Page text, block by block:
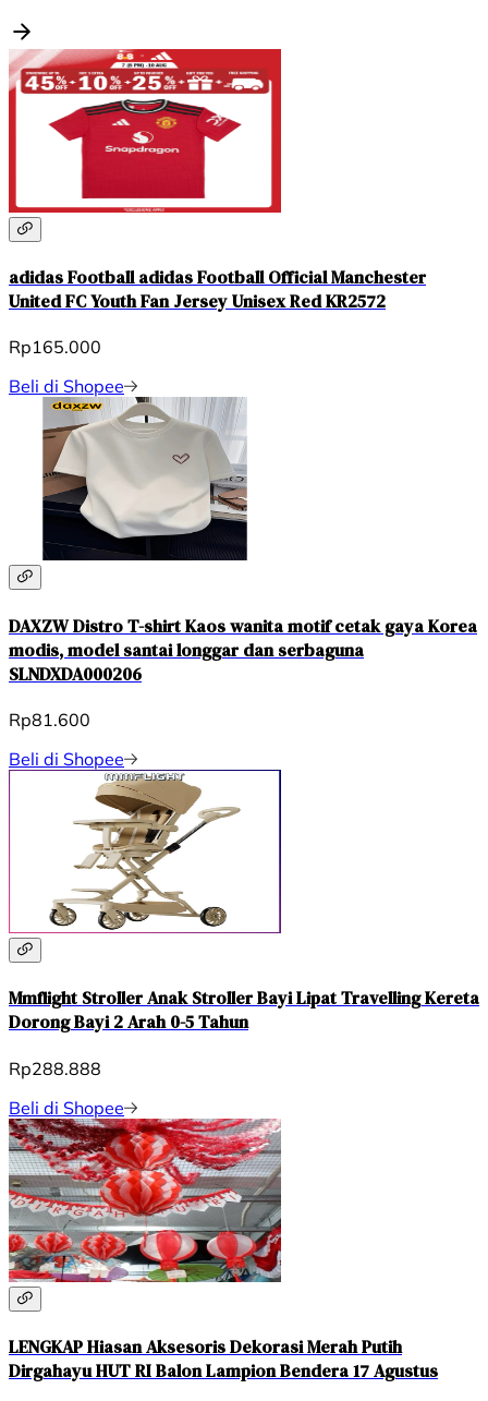
adidas Football adidas Football Official Manchester
United FC Youth Fan Jersey Unisex Red KR2572
Rp165.000
Beli di Shopee
DAXZW Distro T-shirt Kaos wanita motif cetak gaya Korea
modis, model santai longgar dan serbaguna
SLNDXDA000206
Rp81.600
Beli di Shopee
Mmflight Stroller Anak Stroller Bayi Lipat Travelling Kereta
Dorong Bayi 2 Arah 0-5 Tahun
Rp288.888
Beli di Shopee
LENGKAP Hiasan Aksesoris Dekorasi Merah Putih
Dirgahayu HUT RI Balon Lampion Bendera 17 Agustus